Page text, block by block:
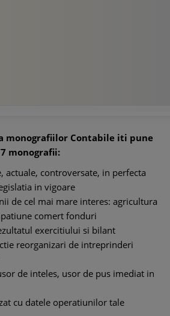
monografiilor Contabile iti pune
monografii:
actuale, controversate, in perfecta
in vigoare
de cel mai mare interes: agricultura
comert fonduri
exercitiului si bilant
reorganizari de intreprinderi
de inteles, usor de pus imediat in
cu datele operatiunilor tale